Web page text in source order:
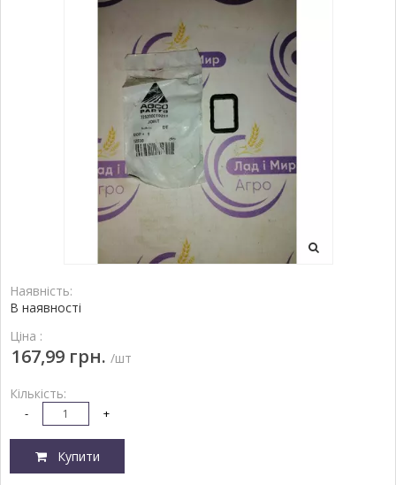
Наявність:
В наявності
Ціна :
167,99 грн. /шт
Кількість:
- +
Купити